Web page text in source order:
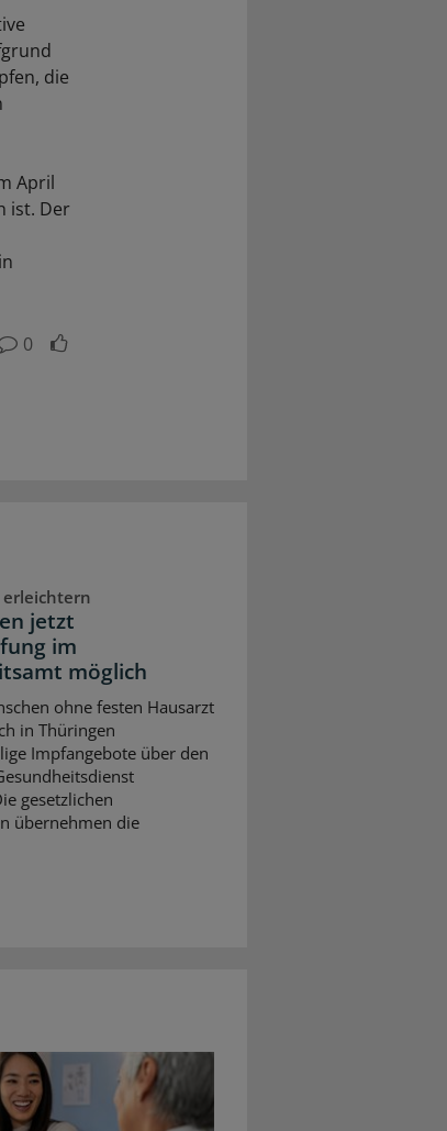
die
April
ist. Der
0
jetzt
im
möglich
ohne festen Hausarzt
in Thüringen
Impfangebote über den
gesetzlichen
übernehmen die